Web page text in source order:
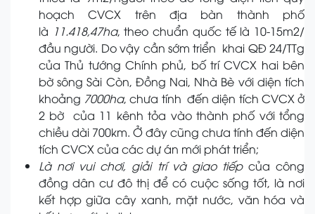
hoạch CVCX trên địa bàn thành phố
là 11.418,47ha, theo chuẩn quốc tế là 10-15m2/
đầu người. Do vậy cần sớm triển khai QĐ 24/TTg
của Thủ tướng Chính phủ, bố trí CVCX hai bên
bờ sông Sài Còn, Đồng Nai, Nhà Bè với diện tích
khoảng 7000ha, chưa tính đến diện tích CVCX ở
2 bờ của 11 kênh tỏa vào thành phố với tổng
chiều dài 700km. Ở đây cũng chưa tính đến diện
tích CVCX của các dự án mới phát triển;
Là nơi vui chơi, giải trí và giao tiếpcủa công
đồng dân cư đô thị để có cuộc sống tốt, là nơi
kết hợp giữa cây xanh, mặt nước, văn hóa và